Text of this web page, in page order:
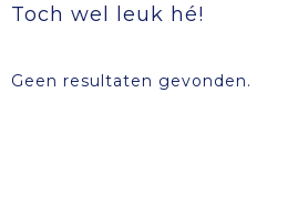
Toch wel leuk hé!
Geen resultaten gevonden.